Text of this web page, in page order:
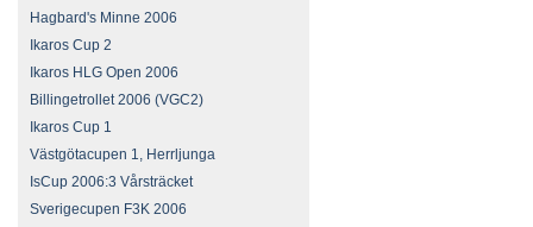
Hagbard's Minne 2006
Ikaros Cup 2
Ikaros HLG Open 2006
Billingetrollet 2006 (VGC2)
Ikaros Cup 1
Västgötacupen 1, Herrljunga
IsCup 2006:3 Vårsträcket
Sverigecupen F3K 2006